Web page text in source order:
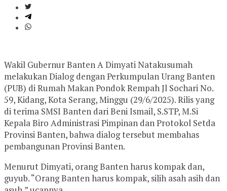
Wakil Gubernur Banten A Dimyati Natakusumah
melakukan Dialog dengan Perkumpulan Urang Banten
(PUB) di Rumah Makan Pondok Rempah Jl Sochari No.
59, Kidang, Kota Serang, Minggu (29/6/2025). Rilis yang
di terima SMSI Banten dari Beni Ismail, S.STP, M.Si
Kepala Biro Administrasi Pimpinan dan Protokol Setda
Provinsi Banten, bahwa dialog tersebut membahas
pembangunan Provinsi Banten.
Menurut Dimyati, orang Banten harus kompak dan,
guyub. “Orang Banten harus kompak, silih asah asih dan